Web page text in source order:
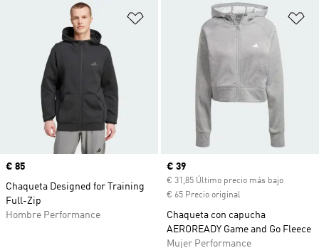
Añadir a la lista de deseos
Precio
€ 85
Chaqueta Designed for Training
Full-Zip
Hombre Performance
Precio actual
€ 39
€ 31,85 Último precio más bajo
€ 65 Precio original
Chaqueta con capucha
AEROREADY Game and Go Fleece
Mujer Performance